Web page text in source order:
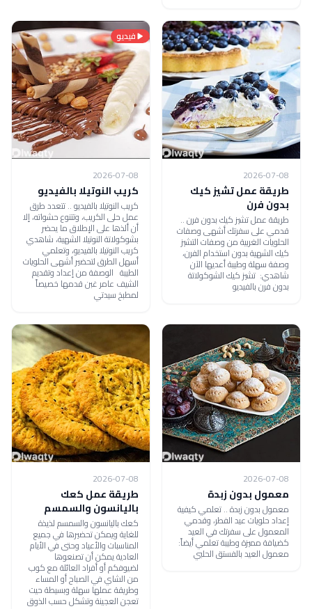
2026-07-08
طريقة عمل تشيز كيك
بدون فرن
طريقة عمل تشيز كيك بدون فرن ..
قدمي على سفرتك أشهى وصفات
الحلويات الغربية من وصفات التشيز
كيك الشهية بدون استخدام الفرن،
وصفة سهلة وطيبة أعديها الآن
شاهدي: تشيز كيك الشوكولاتة
بدون فرن بالفيديو
فيديو
2026-07-08
كريب النوتيلا بالفيديو
كريب النوتيلا بالفيديو .. تتعدد طرق
عمل حلى الكريب، وتتنوع حشواته، إلا
أن ألذها على الإطلاق ما يحضر
بشوكولاتة النوتيلا الشهية، شاهدي
كريب النوتيلا بالفيديو، وتعلمي
أسهل الطرق لتحضير أشهى الحلويات
الطيبة الوصفة من إعداد وتقديم
الشيف عامر غبن قدمها خصيصاً
لمطبخ سيدتي
2026-07-08
معمول بدون زبدة
معمول بدون زبدة .. تعلمي كيفية
إعداد حلويات عيد الفطر، وقدمي
المعمول على سفرتك في العيد
كضيافة مميزة وطيبة تعلمي أيضاً:
معمول العيد بالفستق الحلبي
2026-07-08
طريقة عمل كعك
باليانسون والسمسم
كعك باليانسون والسمسم لذيذة
للغاية ويمكن تحضيرها في جميع
المناسبات والأعياد وحتى في الأيام
العادية يمكن أن تصنعوها
لضيوفكم أو أفراد العائلة مع كوب
من الشاي في الصباح أو المساء
وطريقة عملها سهلة وبسيطة حيت
تعجن العجينة وتشكل حسب الذوق